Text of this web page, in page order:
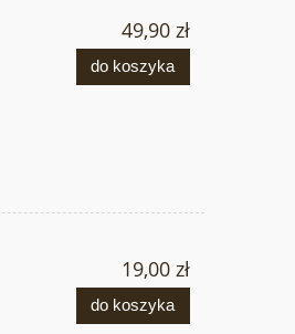
49,90 zł
do koszyka
19,00 zł
do koszyka